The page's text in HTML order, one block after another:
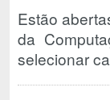
Estão
da
selecionar